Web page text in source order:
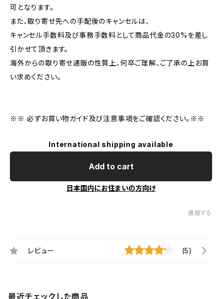
可となります。
また、取り寄せ先への手配後のキャンセルは、
キャンセル手数料及び事務手数料として商品代金の30%を差し
引かせて頂きます。
海外からの取り寄せ通販の性質上、何卒ご理解、ご了承の上お買
い求めください。
※※ 必ずお買い物ガイド及び注意事項をご確認ください。※※
International shipping available
Add to cart
日本国内にお住まいの方向け
通報する
レビュー (5)
最近チェックした商品